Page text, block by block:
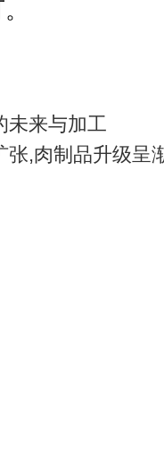
未来与加工
张,肉制品升级呈